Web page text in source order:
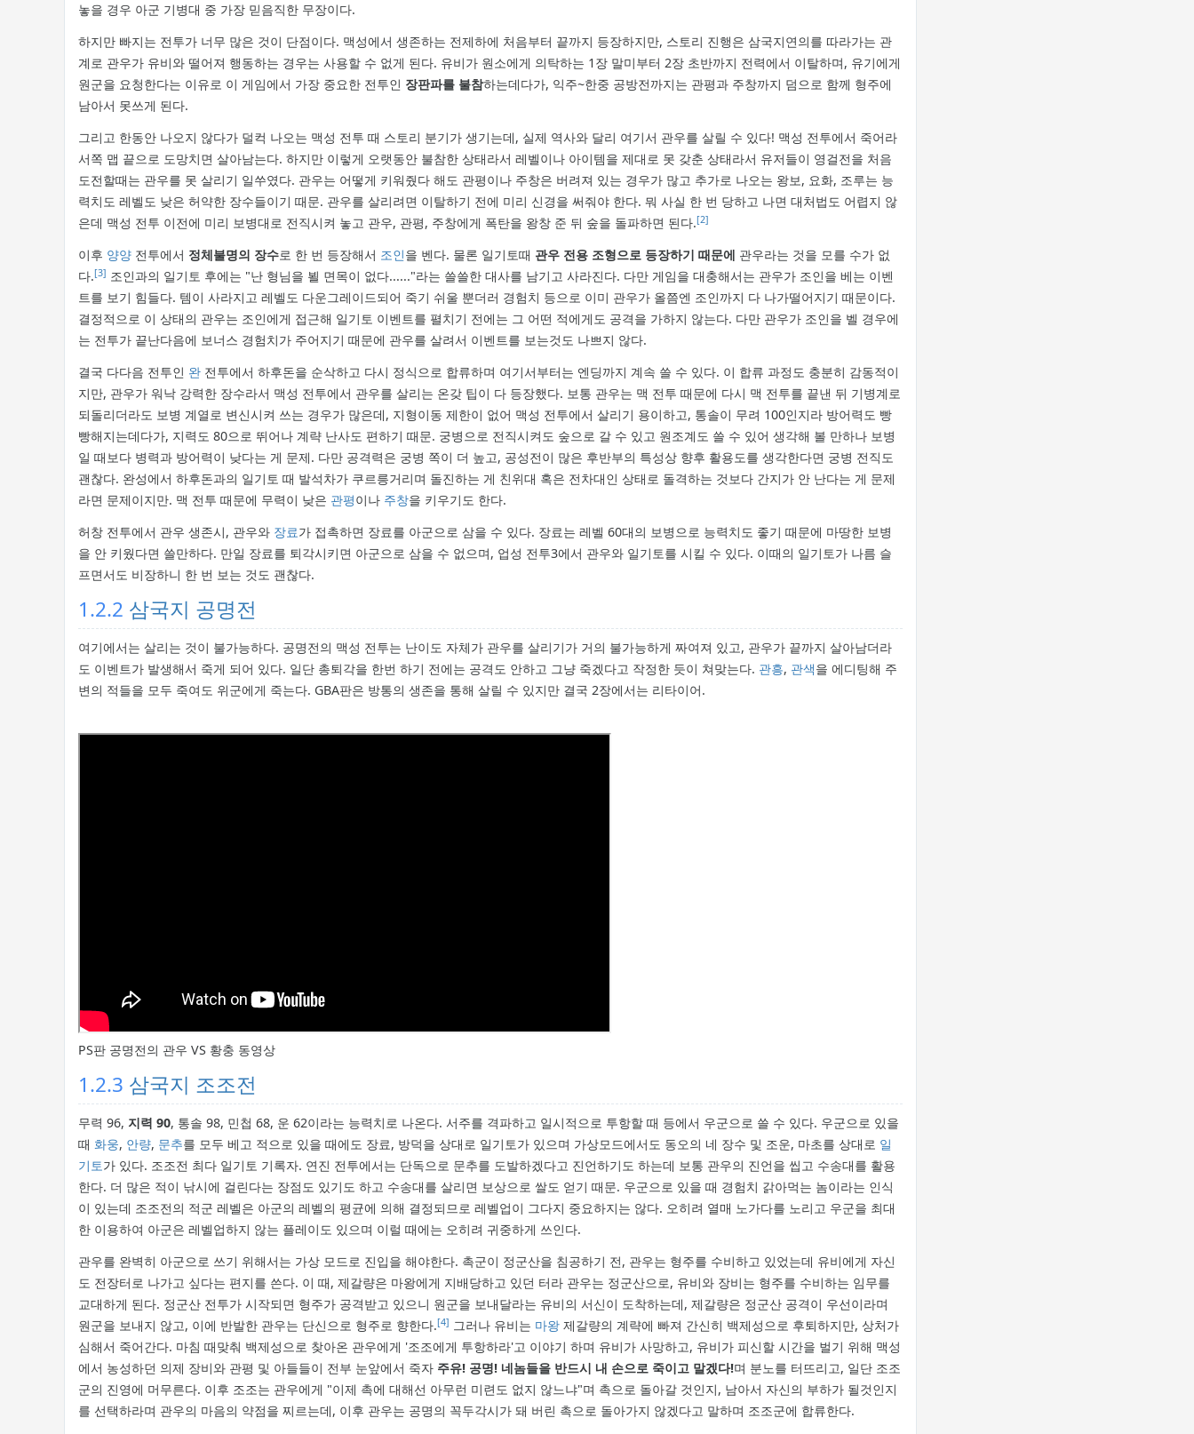
놓을 경우 아군 기병대 중 가장 믿음직한 무장이다.
하지만 빠지는 전투가 너무 많은 것이 단점이다. 맥성에서 생존하는 전제하에 처음부터 끝까지 등장하지만, 스토리 진행은 삼국지연의를 따라가는 관
계로 관우가 유비와 떨어져 행동하는 경우는 사용할 수 없게 된다. 유비가 원소에게 의탁하는 1장 말미부터 2장 초반까지 전력에서 이탈하며, 유기에게
원군을 요청한다는 이유로 이 게임에서 가장 중요한 전투인 장판파를 불참하는데다가, 익주~한중 공방전까지는 관평과 주창까지 덤으로 함께 형주에
남아서 못쓰게 된다.
그리고 한동안 나오지 않다가 덜컥 나오는 맥성 전투 때 스토리 분기가 생기는데, 실제 역사와 달리 여기서 관우를 살릴 수 있다! 맥성 전투에서 죽어라
서쪽 맵 끝으로 도망치면 살아남는다. 하지만 이렇게 오랫동안 불참한 상태라서 레벨이나 아이템을 제대로 못 갖춘 상태라서 유저들이 영걸전을 처음
도전할때는 관우를 못 살리기 일쑤였다. 관우는 어떻게 키워줬다 해도 관평이나 주창은 버려져 있는 경우가 많고 추가로 나오는 왕보, 요화, 조루는 능
력치도 레벨도 낮은 허약한 장수들이기 때문. 관우를 살리려면 이탈하기 전에 미리 신경을 써줘야 한다. 뭐 사실 한 번 당하고 나면 대처법도 어렵지 않
은데 맥성 전투 이전에 미리 보병대로 전직시켜 놓고 관우, 관평, 주창에게 폭탄을 왕창 준 뒤 숲을 돌파하면 된다.[2]
이후 양양 전투에서 정체불명의 장수로 한 번 등장해서 조인을 벤다. 물론 일기토때 관우 전용 조형으로 등장하기 때문에 관우라는 것을 모를 수가 없
다.[3] 조인과의 일기토 후에는 "난 형님을 뵐 면목이 없다......"라는 쓸쓸한 대사를 남기고 사라진다. 다만 게임을 대충해서는 관우가 조인을 베는 이벤
트를 보기 힘들다. 템이 사라지고 레벨도 다운그레이드되어 죽기 쉬울 뿐더러 경험치 등으로 이미 관우가 올쯤엔 조인까지 다 나가떨어지기 때문이다.
결정적으로 이 상태의 관우는 조인에게 접근해 일기토 이벤트를 펼치기 전에는 그 어떤 적에게도 공격을 가하지 않는다. 다만 관우가 조인을 벨 경우에
는 전투가 끝난다음에 보너스 경험치가 주어지기 때문에 관우를 살려서 이벤트를 보는것도 나쁘지 않다.
결국 다다음 전투인 완 전투에서 하후돈을 순삭하고 다시 정식으로 합류하며 여기서부터는 엔딩까지 계속 쓸 수 있다. 이 합류 과정도 충분히 감동적이
지만, 관우가 워낙 강력한 장수라서 맥성 전투에서 관우를 살리는 온갖 팁이 다 등장했다. 보통 관우는 맥 전투 때문에 다시 맥 전투를 끝낸 뒤 기병계로
되돌리더라도 보병 계열로 변신시켜 쓰는 경우가 많은데, 지형이동 제한이 없어 맥성 전투에서 살리기 용이하고, 통솔이 무려 100인지라 방어력도 빵
빵해지는데다가, 지력도 80으로 뛰어나 계략 난사도 편하기 때문. 궁병으로 전직시켜도 숲으로 갈 수 있고 원조계도 쓸 수 있어 생각해 볼 만하나 보병
일 때보다 병력과 방어력이 낮다는 게 문제. 다만 공격력은 궁병 쪽이 더 높고, 공성전이 많은 후반부의 특성상 향후 활용도를 생각한다면 궁병 전직도
괜찮다. 완성에서 하후돈과의 일기토 때 발석차가 쿠르릉거리며 돌진하는 게 친위대 혹은 전차대인 상태로 돌격하는 것보다 간지가 안 난다는 게 문제
라면 문제이지만. 맥 전투 때문에 무력이 낮은 관평이나 주창을 키우기도 한다.
허창 전투에서 관우 생존시, 관우와 장료가 접촉하면 장료를 아군으로 삼을 수 있다. 장료는 레벨 60대의 보병으로 능력치도 좋기 때문에 마땅한 보병
을 안 키웠다면 쓸만하다. 만일 장료를 퇴각시키면 아군으로 삼을 수 없으며, 업성 전투3에서 관우와 일기토를 시킬 수 있다. 이때의 일기토가 나름 슬
프면서도 비장하니 한 번 보는 것도 괜찮다.
1.2.2 삼국지 공명전
여기에서는 살리는 것이 불가능하다. 공명전의 맥성 전투는 난이도 자체가 관우를 살리기가 거의 불가능하게 짜여져 있고, 관우가 끝까지 살아남더라
도 이벤트가 발생해서 죽게 되어 있다. 일단 총퇴각을 한번 하기 전에는 공격도 안하고 그냥 죽겠다고 작정한 듯이 쳐맞는다. 관흥, 관색을 에디팅해 주
변의 적들을 모두 죽여도 위군에게 죽는다. GBA판은 방통의 생존을 통해 살릴 수 있지만 결국 2장에서는 리타이어.
PS판 공명전의 관우 VS 황충 동영상
1.2.3 삼국지 조조전
무력 96, 지력 90, 통솔 98, 민첩 68, 운 62이라는 능력치로 나온다. 서주를 격파하고 일시적으로 투항할 때 등에서 우군으로 쓸 수 있다. 우군으로 있을
때 화웅, 안량, 문추를 모두 베고 적으로 있을 때에도 장료, 방덕을 상대로 일기토가 있으며 가상모드에서도 동오의 네 장수 및 조운, 마초를 상대로 일
기토가 있다. 조조전 최다 일기토 기록자. 연진 전투에서는 단독으로 문추를 도발하겠다고 진언하기도 하는데 보통 관우의 진언을 씹고 수송대를 활용
한다. 더 많은 적이 낚시에 걸린다는 장점도 있기도 하고 수송대를 살리면 보상으로 쌀도 얻기 때문. 우군으로 있을 때 경험치 갉아먹는 놈이라는 인식
이 있는데 조조전의 적군 레벨은 아군의 레벨의 평균에 의해 결정되므로 레벨업이 그다지 중요하지는 않다. 오히려 열매 노가다를 노리고 우군을 최대
한 이용하여 아군은 레벨업하지 않는 플레이도 있으며 이럴 때에는 오히려 귀중하게 쓰인다.
관우를 완벽히 아군으로 쓰기 위해서는 가상 모드로 진입을 해야한다. 촉군이 정군산을 침공하기 전, 관우는 형주를 수비하고 있었는데 유비에게 자신
도 전장터로 나가고 싶다는 편지를 쓴다. 이 때, 제갈량은 마왕에게 지배당하고 있던 터라 관우는 정군산으로, 유비와 장비는 형주를 수비하는 임무를
교대하게 된다. 정군산 전투가 시작되면 형주가 공격받고 있으니 원군을 보내달라는 유비의 서신이 도착하는데, 제갈량은 정군산 공격이 우선이라며
원군을 보내지 않고, 이에 반발한 관우는 단신으로 형주로 향한다.[4] 그러나 유비는 마왕 제갈량의 계략에 빠져 간신히 백제성으로 후퇴하지만, 상처가
심해서 죽어간다. 마침 때맞춰 백제성으로 찾아온 관우에게 '조조에게 투항하라'고 이야기 하며 유비가 사망하고, 유비가 피신할 시간을 벌기 위해 맥성
에서 농성하던 의제 장비와 관평 및 아들들이 전부 눈앞에서 죽자 주유! 공명! 네놈들을 반드시 내 손으로 죽이고 말겠다!며 분노를 터뜨리고, 일단 조조
군의 진영에 머무른다. 이후 조조는 관우에게 "이제 촉에 대해선 아무런 미련도 없지 않느냐"며 촉으로 돌아갈 것인지, 남아서 자신의 부하가 될것인지
를 선택하라며 관우의 마음의 약점을 찌르는데, 이후 관우는 공명의 꼭두각시가 돼 버린 촉으로 돌아가지 않겠다고 말하며 조조군에 합류한다.